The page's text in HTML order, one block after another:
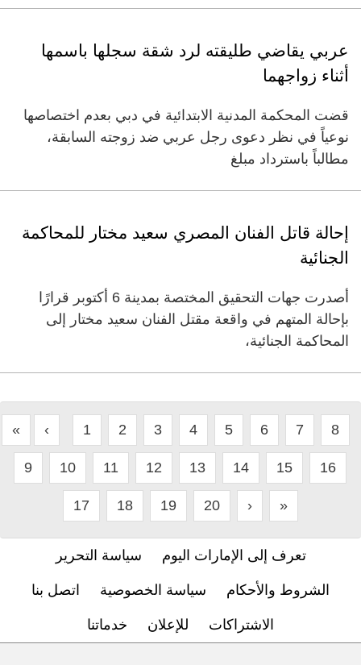
عربي يقاضي طليقته لرد شقة سجلها باسمها
أثناء زواجهما
قضت المحكمة المدنية الابتدائية في دبي بعدم اختصاصها
نوعياً في نظر دعوى رجل عربي ضد زوجته السابقة،
مطالباً باسترداد مبلغ
إحالة قاتل الفنان المصري سعيد مختار للمحاكمة
الجنائية
أصدرت جهات التحقيق المختصة بمدينة 6 أكتوبر قرارًا
بإحالة المتهم في واقعة مقتل الفنان سعيد مختار إلى
المحاكمة الجنائية،
« ‹ 1 2 3 4 5 6 7 8
9 10 11 12 13 14 15 16
17 18 19 20 › »
تعرف إلى الإمارات اليوم سياسة التحرير
الشروط والأحكام سياسة الخصوصية اتصل بنا
الاشتراكات للإعلان خدماتنا